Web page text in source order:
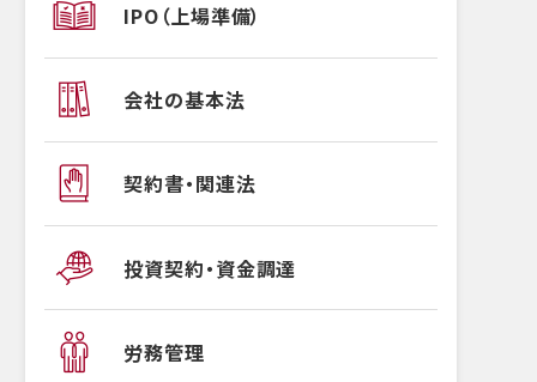
IPO（上場準備）
会社の基本法
契約書・関連法
投資契約・資金調達
労務管理